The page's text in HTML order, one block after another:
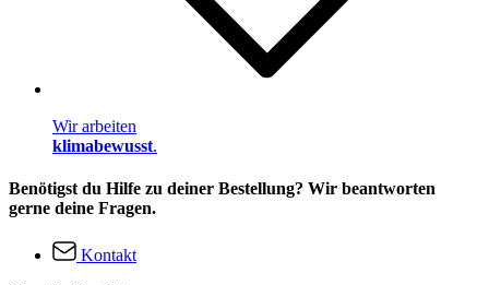
Wir arbeiten
klimabewusst.
Benötigst du Hilfe zu deiner Bestellung? Wir beantworten
gerne deine Fragen.
Kontakt